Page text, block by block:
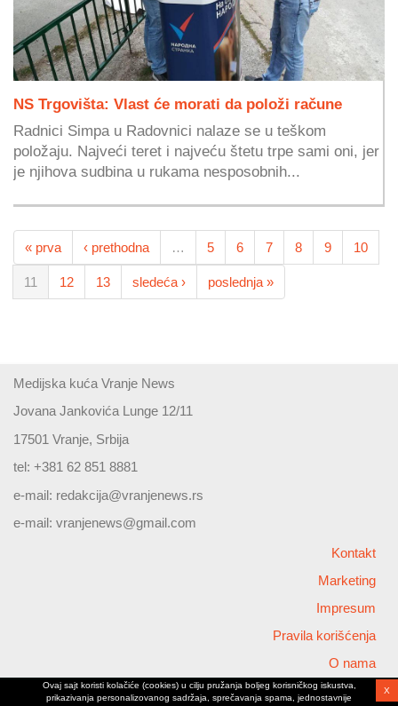
NS Trgovišta: Vlast će morati da položi račune
Radnici Simpa u Radovnici nalaze se u teškom
položaju. Najveći teret i najveću štetu trpe sami oni, jer
je njihova sudbina u rukama nesposobnih...
« prva ‹ prethodna … 5 6 7 8 9 10
11 12 13 sledeća › poslednja »
Medijska kuća Vranje News
Jovana Jankovića Lunge 12/11
17501 Vranje, Srbija
tel: +381 62 851 8881
e-mail: redakcija@vranjenews.rs
e-mail: vranjenews@gmail.com
Kontakt
Marketing
Impresum
Pravila korišćenja
O nama
Copyright © 2026 Vranjenews
Ovaj sajt koristi kolačiće (cookies) u cilju pružanja boljeg korisničkog iskustva,
prikazivanja personalizovanog sadržaja, sprečavanja spama, jednostavnije
X